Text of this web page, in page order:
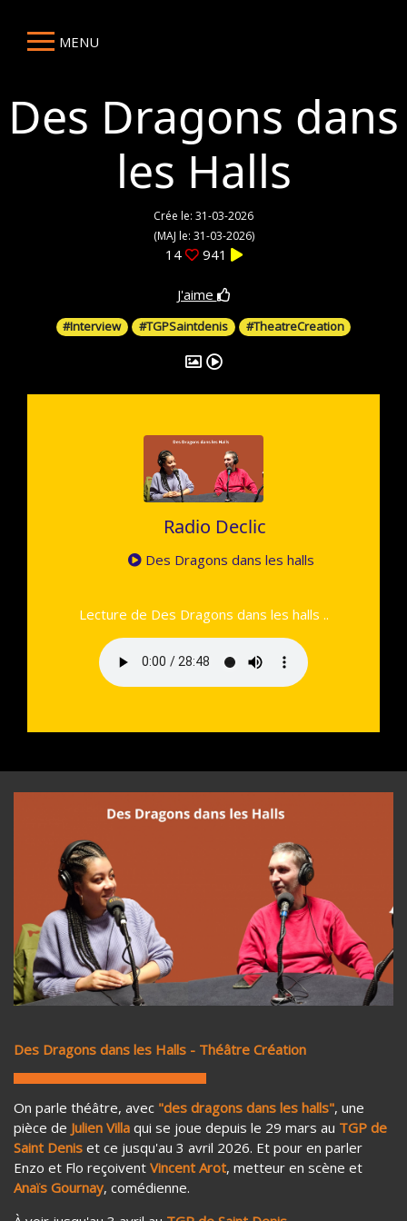
MENU
Des Dragons dans
les Halls
Crée le: 31-03-2026
(MAJ le: 31-03-2026)
14 941
J'aime
#Interview #TGPSaintdenis #TheatreCreation
Radio Declic
Des Dragons dans les halls
Lecture de Des Dragons dans les halls ..
Des Dragons dans les Halls - Théâtre Création
On parle théâtre, avec "des dragons dans les halls", une
pièce de Julien Villa qui se joue depuis le 29 mars au TGP de
Saint Denis et ce jusqu'au 3 avril 2026. Et pour en parler
Enzo et Flo reçoivent Vincent Arot, metteur en scène et
Anaïs Gournay, comédienne.